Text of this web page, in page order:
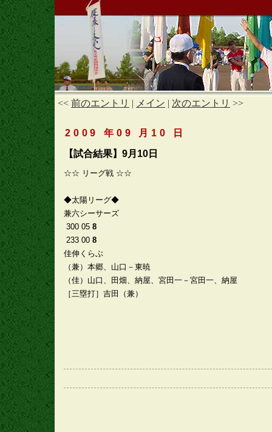
<< 前のエントリ | メイン | 次のエントリ >>
2009 年09 月10 日
【試合結果】9月10日
☆☆ リーグ戦 ☆☆
◆太陽リーグ◆
兼六シーサーズ
300 05 8
233 00 8
佳伸くらぶ
（兼）本郷、山口－東暁
（佳）山口、田畑、納屋、宮田一－宮田一、納屋
［三塁打］吉田（兼）